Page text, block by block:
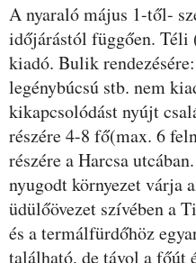
Leírás
A nyaraló május 1-től-
időjárástól függően. Téli
kiadó. Bulik
legénybúcsú stb. nem
kikapcsolódást nyújt
részére 4-8 fő(max. 6
részére a Harcsa
nyugodt környezet várja
üdülőövezet szívében a
és a termálfürdőhöz
található, de távol a főút